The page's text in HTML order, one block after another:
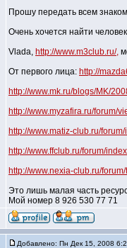
Прошу передать всем
Очень хочется найти
Vlada, http://www.m3club.ru/,
От первого лица: http://
http://www.mk.ru/blogs/MK/
http://www.myzafira.ru/forum/
http://www.matiz-club.ru/
http://www.ffclub.ru/forum/
http://www.nexia-club.ru/
Это лишь малая часть
Мой номер 8 926 530 77 71
Добавлено: Пн Дек 15, 2008